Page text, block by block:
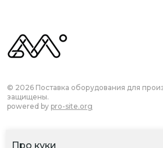
© 2026 Поставка оборудования для
защищены.
powered by pro-site.org
Про куки